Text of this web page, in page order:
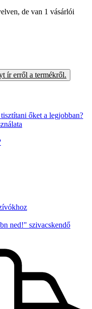
de van 1 vásárlói
ír erről a termékről.
őket a legjobban?
ned!" szivacskendő